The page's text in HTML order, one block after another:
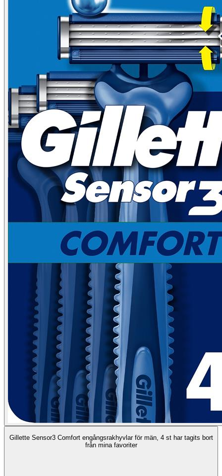
Gillette Sensor3 Comfort engångsrakhyvlar för män, 4 st har tagits bort
från mina favoriter